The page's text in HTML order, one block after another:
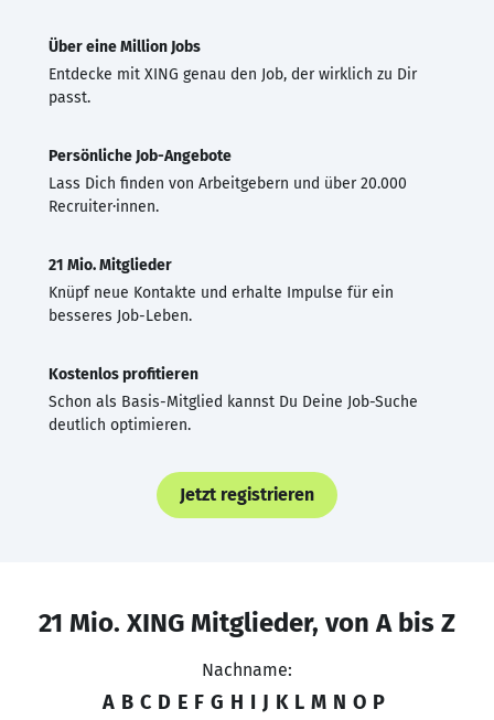
Über eine Million Jobs
Entdecke mit XING genau den Job, der wirklich zu Dir
passt.
Persönliche Job-Angebote
Lass Dich finden von Arbeitgebern und über 20.000
Recruiter·innen.
21 Mio. Mitglieder
Knüpf neue Kontakte und erhalte Impulse für ein
besseres Job-Leben.
Kostenlos profitieren
Schon als Basis-Mitglied kannst Du Deine Job-Suche
deutlich optimieren.
Jetzt registrieren
21 Mio. XING Mitglieder, von A bis Z
Nachname:
A B C D E F G H I J K L M N O P